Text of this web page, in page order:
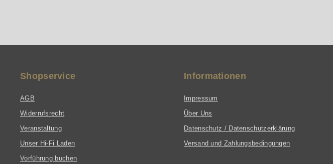
Shopservice
AGB
Widerrufsrecht
Veranstaltung
Unser Hi-Fi Laden
Vorführung buchen
Informationen
Impressum
Über Uns
Datenschutz / Datenschutzerklärung
Versand und Zahlungsbedingungen